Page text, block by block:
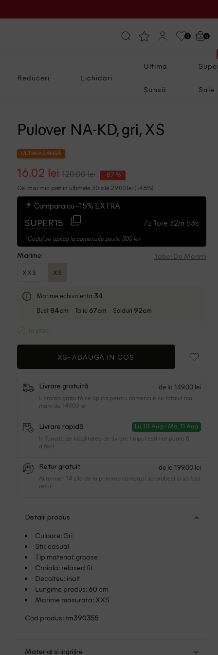
0 0
Reduceri Lichidari
Ultima
Șansă Sale
Pulover NA-KD, gri, XS
ULTIMA ȘANSĂ
16.02 lei 120.00 lei -87 %
Cel mai mic pret in ultimele 30 zile 29.00 lei ( -45%)
Cumpara cu -15% EXTRA
SUPER15 7z 1ore 32m 52s
*Codul se aplica la comenzile peste 300 lei
Marime: Tabel De Marimi
XXS XS
Marime echivalenta 34
Bust 84cm Talie 67cm Solduri 92cm
In stoc
XS-ADAUGA IN COS
Livrare gratuită de la 149.00 lei
Livrarea gratuită se aplica pentru comenzile cu totalul mai
mare de 149.00 lei
Livrare rapidă Lu, 10 Aug - Ma, 11 Aug
In functie de localitatea de livrare timpul estimat poate fi
diferit.
Retur gratuit de la 199.00 lei
Ai termen 14 zile de la primirea comenzii sa probezi si sa faci
retur.
Detalii produs
Culoare: Gri
Stil: casual
Tip material: groase
Croiala: relaxed fit
Decolteu: inalt
Lungime produs: 60 cm
Marime masurata: XXS
Cod produs: tm390355
Material si ingrijire